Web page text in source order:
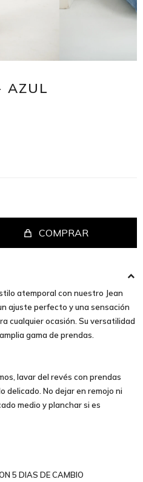
AZUL
COMPRAR
atemporal con nuestro Jean
ajuste perfecto y una sensación
cualquier ocasión. Su versatilidad
gama de prendas.
lavar del revés con prendas
delicado. No dejar en remojo ni
medio y planchar si es
5 DIAS DE CAMBIO